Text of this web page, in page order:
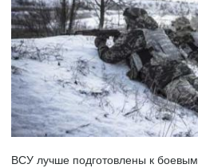
ВСУ лучше подготовлены к